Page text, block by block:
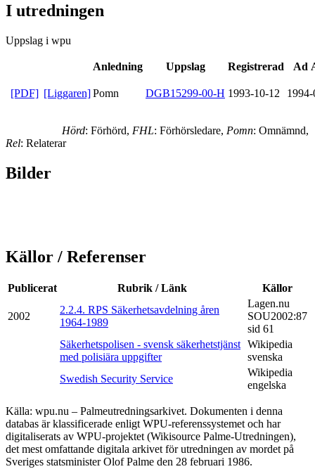
I utredningen
Uppslag i wpu
Anledning Uppslag Registrerad Ad
[PDF] [Liggaren]Pomn DGB15299-00-H 1993-10-12
Hörd: Förhörd, FHL: Förhörsledare, Pomn: Omnämnd,
Rel: Relaterar
Bilder
Källor / Referenser
Publicerat Rubrik / Länk Källor
2002
2.2.4. RPS Säkerhetsavdelning åren
1964-1989
Lagen.nu
SOU2002:87
sid 61
Säkerhetspolisen - svensk säkerhetstjänst
med polisiära uppgifter
Wikipedia
svenska
Swedish Security Service
Wikipedia
engelska
Källa: wpu.nu – Palmeutredningsarkivet. Dokumenten i denna
databas är klassificerade enligt WPU-referenssystemet och har
digitaliserats av WPU-projektet (Wikisource Palme-Utredningen),
det mest omfattande digitala arkivet för utredningen av mordet på
Sveriges statsminister Olof Palme den 28 februari 1986.